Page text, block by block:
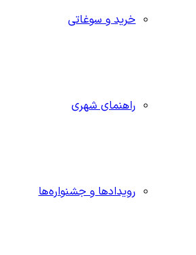
خرید و سوغاتی
راهنمای شهری
رویدادها و جشنواره‌ها